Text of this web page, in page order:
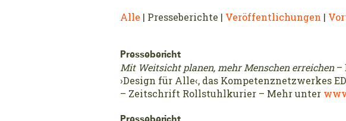
gefilterte
Alle | Presseberichte | Veröffentlichungen |
Pressebericht
Mit Weitsicht planen, mehr Menschen erreichen–
›Design für Alle‹, das Kompetenznetzwerkes
– Zeitschrift Rollstuhlkurier – Mehr unter